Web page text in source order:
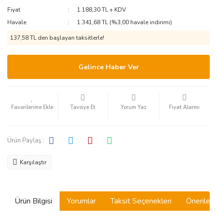
Fiyat
1.188,30 TL + KDV
Havale
1.341,68 TL (%3,00 havale indirimi)
137,58 TL den başlayan taksitlerle!
Gelince Haber Ver
Tavsiye Et Yorum Yaz Fiyat Alarmı
Ürün Paylaş :
Karşılaştır
Ürün Bilgisi Yorumlar Taksit Seçenekleri